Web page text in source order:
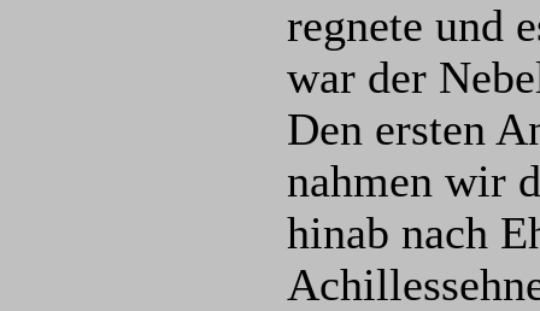
regnete und
war der
Den ersten
nahmen wir
hinab nach